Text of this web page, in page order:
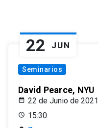
22 JUN
Seminarios
David Pearce, NYU
22 de Junio de 2021
15:30